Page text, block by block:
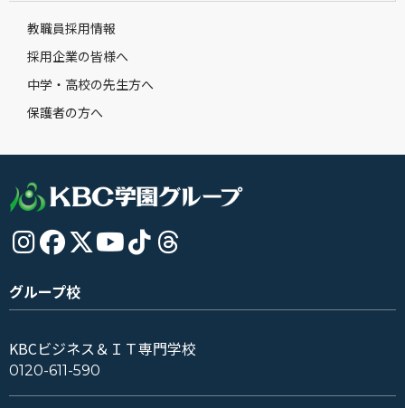
教職員採用情報
採用企業の皆様へ
中学・高校の先生方へ
保護者の方へ
グループ校
KBCビジネス＆ＩＴ専門学校
0120-611-590